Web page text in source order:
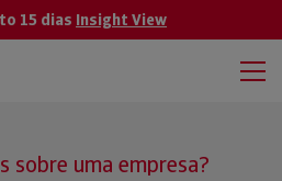
15 dias Insight View
sobre uma empresa?